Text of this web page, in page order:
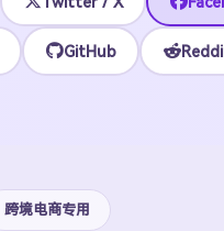
GitHub
跨境电商专用